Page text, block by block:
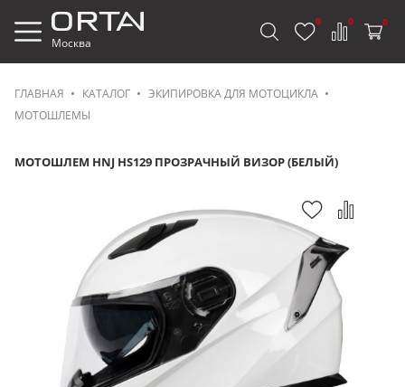
Москва
0 0 0
ГЛАВНАЯ КАТАЛОГ
ЭКИПИРОВКА ДЛЯ МОТОЦИКЛА
МОТОШЛЕМЫ
МОТОШЛЕМ HNJ HS129 ПРОЗРАЧНЫЙ ВИЗОР (БЕЛЫЙ)